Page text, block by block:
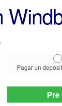
yourPagar un
Pre